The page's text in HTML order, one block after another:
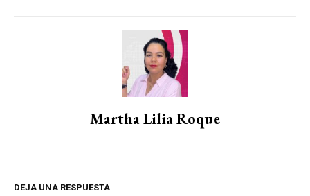
Martha Lilia Roque
DEJA UNA RESPUESTA